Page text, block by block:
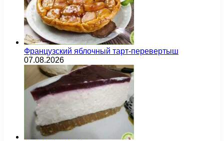
Французский яблочный тарт-перевертыш
07.08.2026